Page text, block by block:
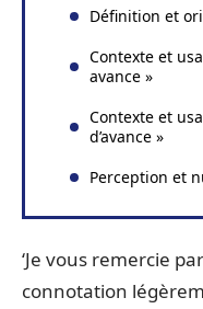
Définition et
Contexte et
avance »
Contexte et
d’avance »
Perception et
‘Je vous remercie
connotation